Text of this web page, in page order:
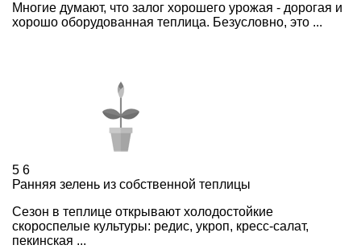
Многие думают, что залог хорошего урожая - дорогая и
хорошо оборудованная теплица. Безусловно, это ...
5 6
Ранняя зелень из собственной теплицы
Сезон в теплице открывают холодостойкие
скороспелые культуры: редис, укроп, кресс-салат,
пекинская ...